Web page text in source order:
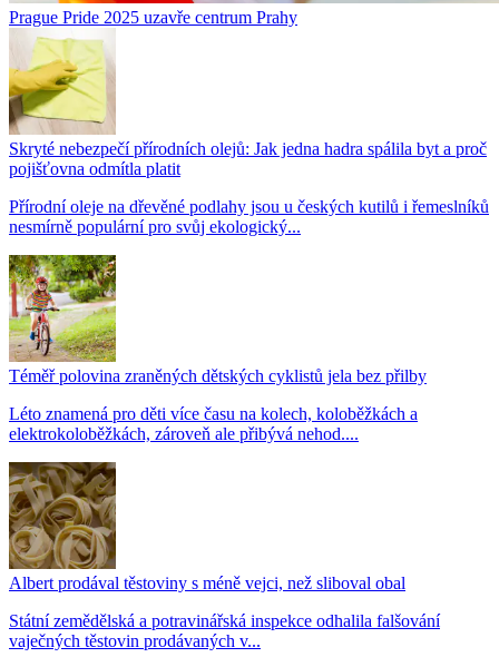
Prague Pride 2025 uzavře centrum Prahy
Skryté nebezpečí přírodních olejů: Jak jedna hadra spálila byt a proč
pojišťovna odmítla platit
Přírodní oleje na dřevěné podlahy jsou u českých kutilů i řemeslníků
nesmírně populární pro svůj ekologický...
Téměř polovina zraněných dětských cyklistů jela bez přilby
Léto znamená pro děti více času na kolech, koloběžkách a
elektrokoloběžkách, zároveň ale přibývá nehod....
Albert prodával těstoviny s méně vejci, než sliboval obal
Státní zemědělská a potravinářská inspekce odhalila falšování
vaječných těstovin prodávaných v...